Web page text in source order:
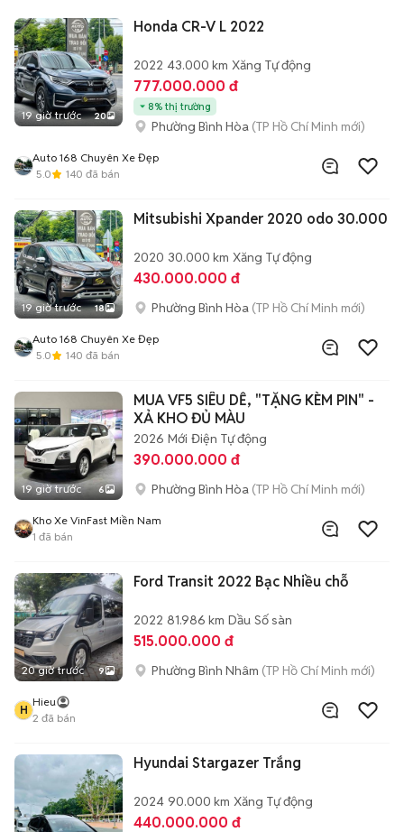
19 giờ trước 20
Honda CR-V L 2022
2022 43.000 km Xăng Tự động
777.000.000 đ
8% thị trường
Phường Bình Hòa (TP Hồ Chí Minh mới)
Auto 168 Chuyên Xe Đẹp
5.0
140 đã bán
19 giờ trước 18
Mitsubishi Xpander 2020 odo 30.000
2020 30.000 km Xăng Tự động
430.000.000 đ
Phường Bình Hòa (TP Hồ Chí Minh mới)
Auto 168 Chuyên Xe Đẹp
5.0
140 đã bán
19 giờ trước 6
MUA VF5 SIÊU DỄ, "TẶNG KÈM PIN" -
XẢ KHO ĐỦ MÀU
2026 Mới Điện Tự động
390.000.000 đ
Phường Bình Hòa (TP Hồ Chí Minh mới)
Kho Xe VinFast Miền Nam
1 đã bán
20 giờ trước 9
Ford Transit 2022 Bạc Nhiều chỗ
2022 81.986 km Dầu Số sàn
515.000.000 đ
Phường Bình Nhâm (TP Hồ Chí Minh mới)
H
Hieu
2 đã bán
Hyundai Stargazer Trắng
2024 90.000 km Xăng Tự động
440.000.000 đ